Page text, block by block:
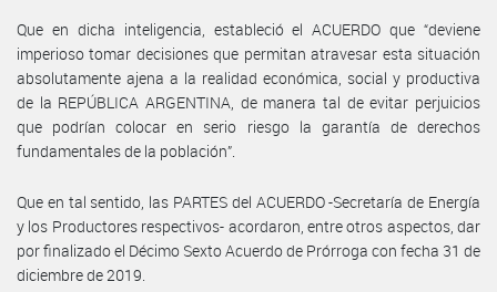
Que en dicha inteligencia, estableció el ACUERDO que “deviene
imperioso tomar decisiones que permitan atravesar esta situación
absolutamente ajena a la realidad económica, social y productiva
de la REPÚBLICA ARGENTINA, de manera tal de evitar perjuicios
que podrían colocar en serio riesgo la garantía de derechos
fundamentales de la población”.
Que en tal sentido, las PARTES del ACUERDO -Secretaría de Energía
y los Productores respectivos- acordaron, entre otros aspectos, dar
por finalizado el Décimo Sexto Acuerdo de Prórroga con fecha 31 de
diciembre de 2019.